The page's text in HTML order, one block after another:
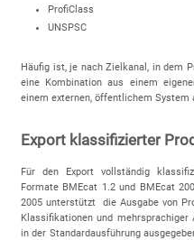
ProfiClass
UNSPSC
Häufig ist, je nach Zielkanal, in dem
eine Kombination aus einem
einem externen, öffentlichem System
Export klassifizierter
Für den Export vollständig
Formate BMEcat 1.2 und BMEcat
2005 unterstützt die Ausgabe von
Klassifikationen und
in der Standardausführung